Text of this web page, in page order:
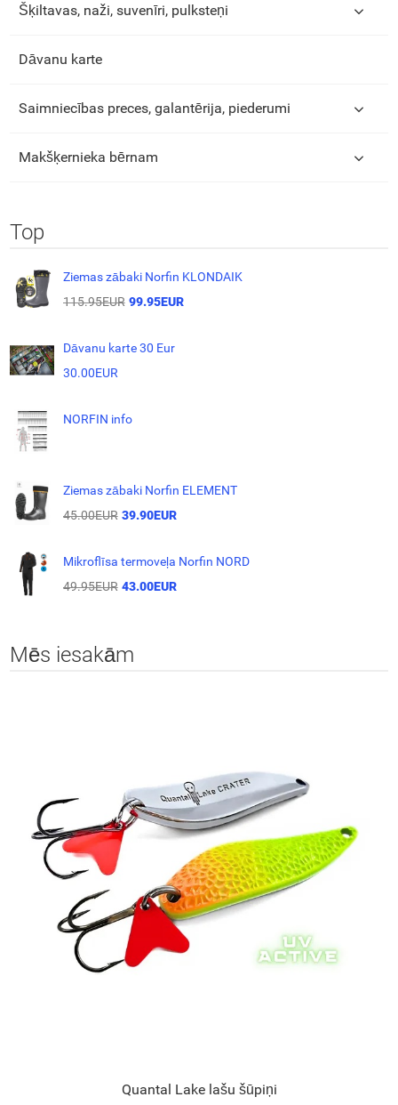
Šķiltavas, naži, suvenīri, pulksteņi
Dāvanu karte
Saimniecības preces, galantērija, piederumi
Makšķernieka bērnam
Top
Ziemas zābaki Norfin KLONDAIK
115.95EUR 99.95EUR
Dāvanu karte 30 Eur
30.00EUR
NORFIN info
Ziemas zābaki Norfin ELEMENT
45.00EUR 39.90EUR
Mikroflīsa termoveļa Norfin NORD
49.95EUR 43.00EUR
Mēs iesakām
Quantal Lake lašu šūpiņi